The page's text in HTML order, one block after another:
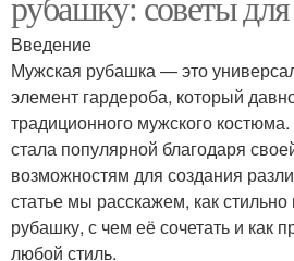
Введение
Мужская рубашка — это
элемент гардероба, который
традиционного мужского
стала популярной благодаря
возможностям для создания
статье мы расскажем, как
рубашку, с чем её сочетать и как
любой стиль.